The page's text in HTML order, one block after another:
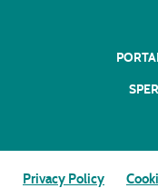
Privacy Policy